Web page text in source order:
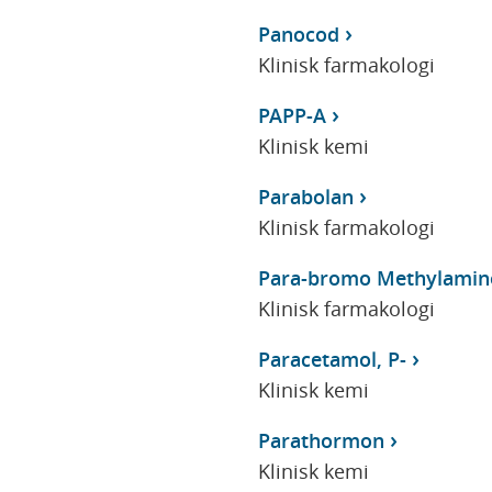
Panocod
Klinisk farmakologi
PAPP-A
Klinisk kemi
Parabolan
Klinisk farmakologi
Para-bromo
Klinisk farmakologi
Paracetamol, P-
Klinisk kemi
Parathormon
Klinisk kemi